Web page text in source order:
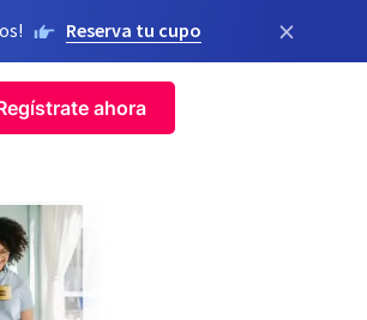
Reserva tu cupo ×
ahora